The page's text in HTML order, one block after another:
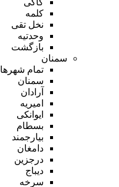
کلمه
نخل تقی
وحدتیه
بازگشت
سمنان
تمام شهر‌ها
سمنان
آرادان
امیریه
ایوانکی
بسطام
بیارجمند
دامغان
درجزین
دیباج
سرخه